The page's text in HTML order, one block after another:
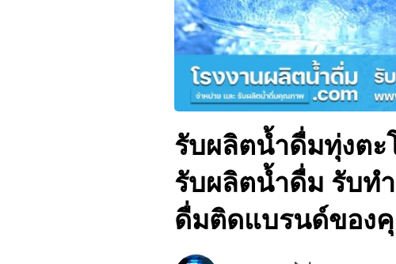
รับผลิตน้ำดื่มทุ่งตะ
รับผลิตน้ำดื่ม รับท
ดื่มติดแบรนด์ของ